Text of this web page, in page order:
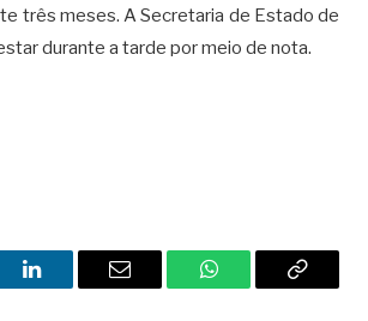
três meses. A Secretaria de Estado de
durante a tarde por meio de nota.
LinkedIn Email WhatsAppCopy